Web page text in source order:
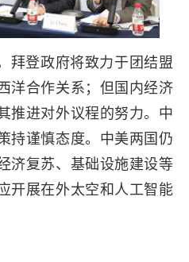
拜登政府将致力于团结盟
洋合作关系；但国内经济
推进对外议程的努力。中
持谨慎态度。中美两国仍
济复苏、基础设施建设等
开展在外太空和人工智能